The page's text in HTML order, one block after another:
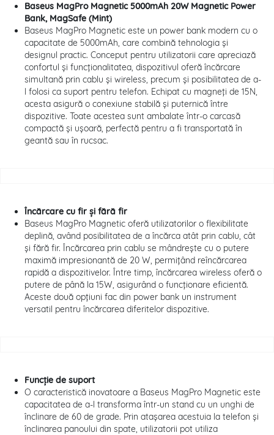
Baseus MagPro Magnetic 5000mAh 20W Magnetic Power
Bank, MagSafe (Mint)
Baseus MagPro Magnetic este un power bank modern cu o
capacitate de 5000mAh, care combină tehnologia și
designul practic. Conceput pentru utilizatorii care apreciază
confortul și funcționalitatea, dispozitivul oferă încărcare
simultană prin cablu și wireless, precum și posibilitatea de a-
l folosi ca suport pentru telefon. Echipat cu magneți de 15N,
acesta asigură o conexiune stabilă și puternică între
dispozitive. Toate acestea sunt ambalate într-o carcasă
compactă și ușoară, perfectă pentru a fi transportată în
geantă sau în rucsac.
Încărcare cu fir și fără fir
Baseus MagPro Magnetic oferă utilizatorilor o flexibilitate
deplină, având posibilitatea de a încărca atât prin cablu, cât
și fără fir. Încărcarea prin cablu se mândrește cu o putere
maximă impresionantă de 20 W, permițând reîncărcarea
rapidă a dispozitivelor. Între timp, încărcarea wireless oferă o
putere de până la 15W, asigurând o funcționare eficientă.
Aceste două opțiuni fac din power bank un instrument
versatil pentru încărcarea diferitelor dispozitive.
Funcție de suport
O caracteristică inovatoare a Baseus MagPro Magnetic este
capacitatea de a-l transforma într-un stand cu un unghi de
înclinare de 60 de grade. Prin atașarea acestuia la telefon și
înclinarea panoului din spate, utilizatorii pot utiliza